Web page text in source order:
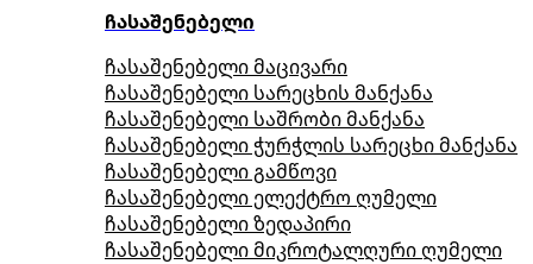
ჩასაშენებელი
ჩასაშენებელი მაცივარი
ჩასაშენებელი სარეცხის მანქანა
ჩასაშენებელი საშრობი მანქანა
ჩასაშენებელი ჭურჭლის სარეცხი მანქანა
ჩასაშენებელი გამწოვი
ჩასაშენებელი ელექტრო ღუმელი
ჩასაშენებელი ზედაპირი
ჩასაშენებელი მიკროტალღური ღუმელი